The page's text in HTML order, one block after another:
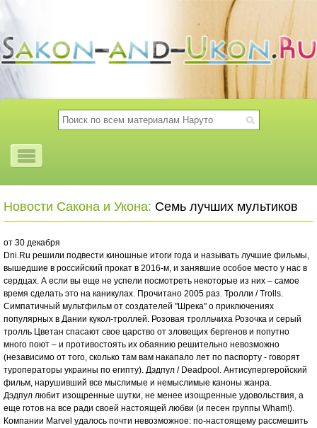
Новости Сакона и Укона: Семь лучших мультиков
от 30 декабря
Dni.Ru решили подвести киношные итоги года и называть лучшие фильмы,
вышедшие в российский прокат в 2016-м, и занявшие особое место у нас в
сердцах. А если вы еще не успели посмотреть некоторые из них – самое
время сделать это на каникулах. Прочитано 2005 раз. Тролли / Trolls.
Симпатичный мультфильм от создателей "Шрека" о приключениях
популярных в Дании кукол-троллей. Розовая тролльчиха Розочка и серый
тролль Цветан спасают свое царство от зловещих бергенов и попутно
много поют – и противостоять их обаянию решительно невозможно
(независимо от того, сколько там вам накапало лет по паспорту - говорят
туроператоры украины по египту). Дэдпул / Deadpool. Антисупергеройский
фильм, нарушивший все мыслимые и немыслимые каноны жанра.
Дэдпул любит изощренные шутки, не менее изощренные удовольствия, а
еще готов на все ради своей настоящей любви (и песен группы Wham!).
Компании Marvel удалось почти невозможное: по-настоящему рассмешить